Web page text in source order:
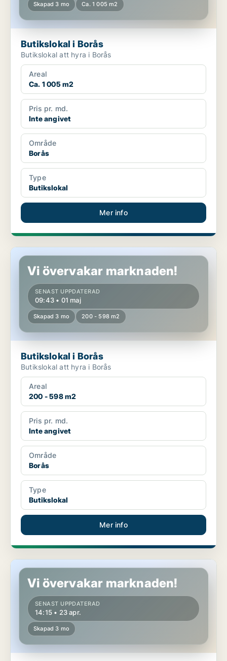
Skapad 3 mo Ca. 1 005 m2
Butikslokal i Borås
Butikslokal att hyra i Borås
Areal
Ca. 1 005 m2
Pris pr. md.
Inte angivet
Område
Borås
Type
Butikslokal
Mer info
Butikslokal i Borås
Vi övervakar marknaden!
SENAST UPPDATERAD
09:43 • 01 maj
Skapad 3 mo 200 - 598 m2
Butikslokal i Borås
Butikslokal att hyra i Borås
Areal
200 - 598 m2
Pris pr. md.
Inte angivet
Område
Borås
Type
Butikslokal
Mer info
Butikslokal i Borås
Vi övervakar marknaden!
SENAST UPPDATERAD
14:15 • 23 apr.
Skapad 3 mo